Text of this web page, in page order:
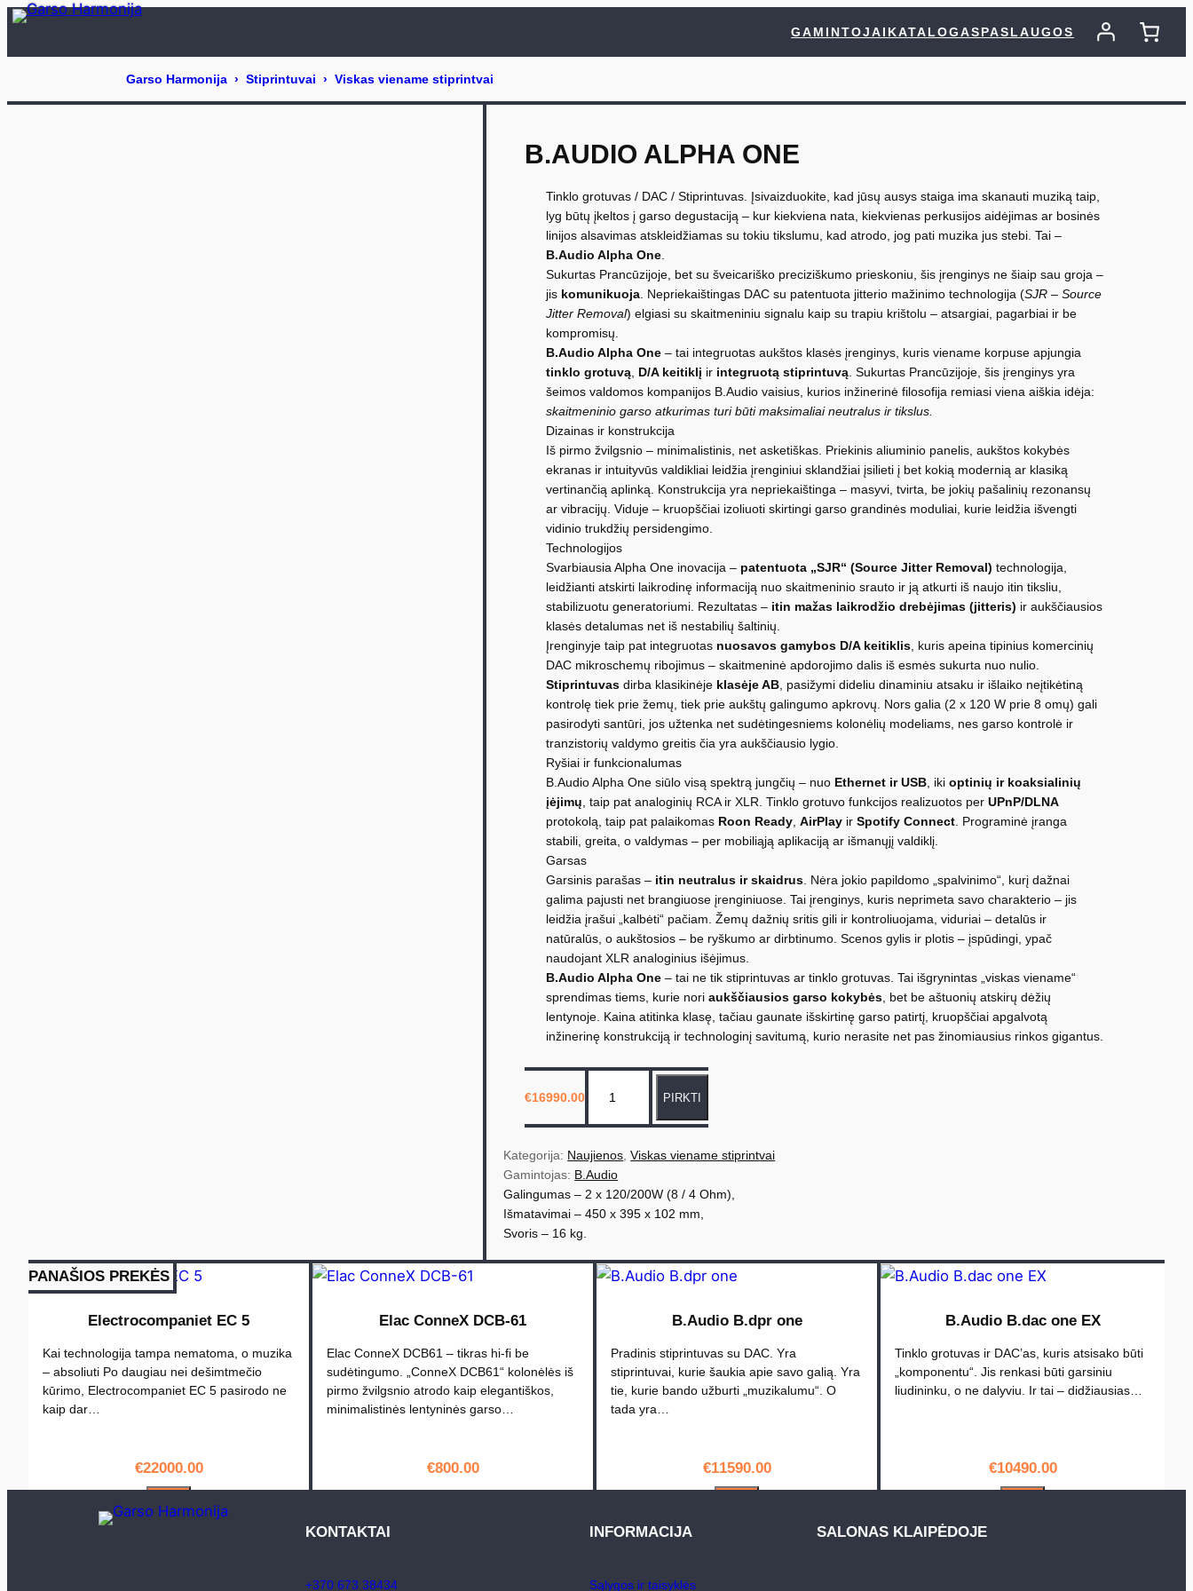
Eiti
GAMINTOJAI KATALOGASPASLAUGOS
B.AUDIO ALPHA ONE
Tinklo grotuvas / DAC / Stiprintuvas. Įsivaizduokite, kad jūsų ausys staiga ima skanauti muziką taip,
lyg būtų įkeltos į garso degustaciją – kur kiekviena nata, kiekvienas perkusijos aidėjimas ar bosinės
linijos alsavimas atskleidžiamas su tokiu tikslumu, kad atrodo, jog pati muzika jus stebi. Tai –
B.Audio Alpha One.
Sukurtas Prancūzijoje, bet su šveicariško preciziškumo prieskoniu, šis įrenginys ne šiaip sau groja –
jis komunikuoja. Nepriekaištingas DAC su patentuota jitterio mažinimo technologija (SJR – Source
Jitter Removal) elgiasi su skaitmeniniu signalu kaip su trapiu krištolu – atsargiai, pagarbiai ir be
kompromisų.
B.Audio Alpha One – tai integruotas aukštos klasės įrenginys, kuris viename korpuse apjungia
tinklo grotuvą, D/A keitiklį ir integruotą stiprintuvą. Sukurtas Prancūzijoje, šis įrenginys yra
šeimos valdomos kompanijos B.Audio vaisius, kurios inžinerinė filosofija remiasi viena aiškia idėja:
skaitmeninio garso atkurimas turi būti maksimaliai neutralus ir tikslus.
Dizainas ir konstrukcija
Iš pirmo žvilgsnio – minimalistinis, net asketiškas. Priekinis aliuminio panelis, aukštos kokybės
ekranas ir intuityvūs valdikliai leidžia įrenginiui sklandžiai įsilieti į bet kokią modernią ar klasiką
vertinančią aplinką. Konstrukcija yra nepriekaištinga – masyvi, tvirta, be jokių pašalinių rezonansų
ar vibracijų. Viduje – kruopščiai izoliuoti skirtingi garso grandinės moduliai, kurie leidžia išvengti
vidinio trukdžių persidengimo.
Technologijos
Svarbiausia Alpha One inovacija – patentuota „SJR“ (Source Jitter Removal) technologija,
leidžianti atskirti laikrodinę informaciją nuo skaitmeninio srauto ir ją atkurti iš naujo itin tiksliu,
stabilizuotu generatoriumi. Rezultatas – itin mažas laikrodžio drebėjimas (jitteris) ir aukščiausios
klasės detalumas net iš nestabilių šaltinių.
Įrenginyje taip pat integruotas nuosavos gamybos D/A keitiklis, kuris apeina tipinius komercinių
DAC mikroschemų ribojimus – skaitmeninė apdorojimo dalis iš esmės sukurta nuo nulio.
Stiprintuvas dirba klasikinėje klasėje AB, pasižymi dideliu dinaminiu atsaku ir išlaiko neįtikėtiną
kontrolę tiek prie žemų, tiek prie aukštų galingumo apkrovų. Nors galia (2 x 120 W prie 8 omų) gali
pasirodyti santūri, jos užtenka net sudėtingesniems kolonėlių modeliams, nes garso kontrolė ir
tranzistorių valdymo greitis čia yra aukščiausio lygio.
Ryšiai ir funkcionalumas
B.Audio Alpha One siūlo visą spektrą jungčių – nuo Ethernet ir USB, ikioptinių ir koaksialinių
įėjimų, taip pat analoginių RCA ir XLR. Tinklo grotuvo funkcijos realizuotos perUPnP/DLNA
protokolą, taip pat palaikomas Roon Ready,AirPlay irSpotify Connect. Programinė įranga
stabili, greita, o valdymas – per mobiliąją aplikaciją ar išmanųjį valdiklį.
Garsas
Garsinis parašas – itin neutralus ir skaidrus. Nėra jokio papildomo „spalvinimo“, kurį dažnai
galima pajusti net brangiuose įrenginiuose. Tai įrenginys, kuris neprimeta savo charakterio – jis
leidžia įrašui „kalbėti“ pačiam. Žemų dažnių sritis gili ir kontroliuojama, viduriai – detalūs ir
natūralūs, o aukštosios – be ryškumo ar dirbtinumo. Scenos gylis ir plotis – įspūdingi, ypač
naudojant XLR analoginius išėjimus.
B.Audio Alpha One – tai ne tik stiprintuvas ar tinklo grotuvas. Tai išgrynintas „viskas viename“
sprendimas tiems, kurie noriaukščiausios garso kokybės, bet be aštuonių atskirų dėžių
lentynoje. Kaina atitinka klasę, tačiau gaunate išskirtinę garso patirtį, kruopščiai apgalvotą
inžinerinę konstrukciją ir technologinį savitumą, kurio nerasite net pas žinomiausius rinkos gigantus.
€16990.00
o
d
u
k
t
o
k
PIRKTI
Kategorija: Naujienos , Viskas viename stiprintvai
Gamintojas: B.Audio
Galingumas – 2 x 120/200W (8 / 4 Ohm),
Išmatavimai – 450 x 395 x 102 mm,
Svoris – 16 kg.
PANAŠIOS PREKĖS
Electrocompaniet EC 5
Kai technologija tampa nematoma, o muzika
– absoliuti Po daugiau nei dešimtmečio
kūrimo, Electrocompaniet EC 5 pasirodo ne
kaip dar…
€22000.00
PIRKTI
Elac ConneX DCB-61
Elac ConneX DCB61 – tikras hi-fi be
sudėtingumo. „ConneX DCB61“ kolonėlės iš
pirmo žvilgsnio atrodo kaip elegantiškos,
minimalistinės lentyninės garso…
€800.00
B.Audio B.dpr one
Pradinis stiprintuvas su DAC. Yra
stiprintuvai, kurie šaukia apie savo galią. Yra
tie, kurie bando užburti „muzikalumu“. O
tada yra…
€11590.00
B.Audio B.dac one EX
Tinklo grotuvas ir DAC’as, kuris atsisako būti
„komponentu“. Jis renkasi būti garsiniu
liudininku, o ne dalyviu. Ir tai – didžiausias…
€10490.00
KONTAKTAI
+370 673 38434
INFORMACIJA
Sąlygos ir taisyklės
SALONAS KLAIPĖDOJE